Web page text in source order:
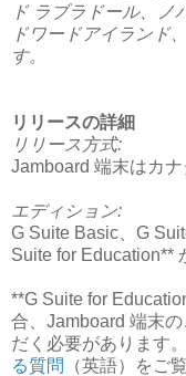
ド ラブラドール、
ドワードアイランド
す。
リリースの詳細
リリース方式:
Jamboard 端末はカナ
エディション:
G Suite Basic、G
Suite for Education**
**G Suite for
合、Jamboard 端末
だく必要があります
る質問
（英語）をご